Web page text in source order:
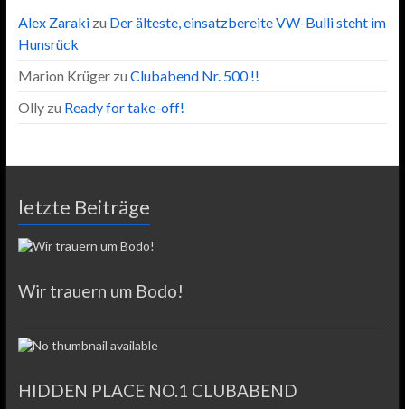
Alex Zarakizu Der älteste, einsatzbereite VW-Bulli steht im
Hunsrück
Marion Krügerzu Clubabend Nr. 500 !!
Ollyzu Ready for take-off!
letzte Beiträge
Wir trauern um Bodo!
HIDDEN PLACE NO.1 CLUBABEND